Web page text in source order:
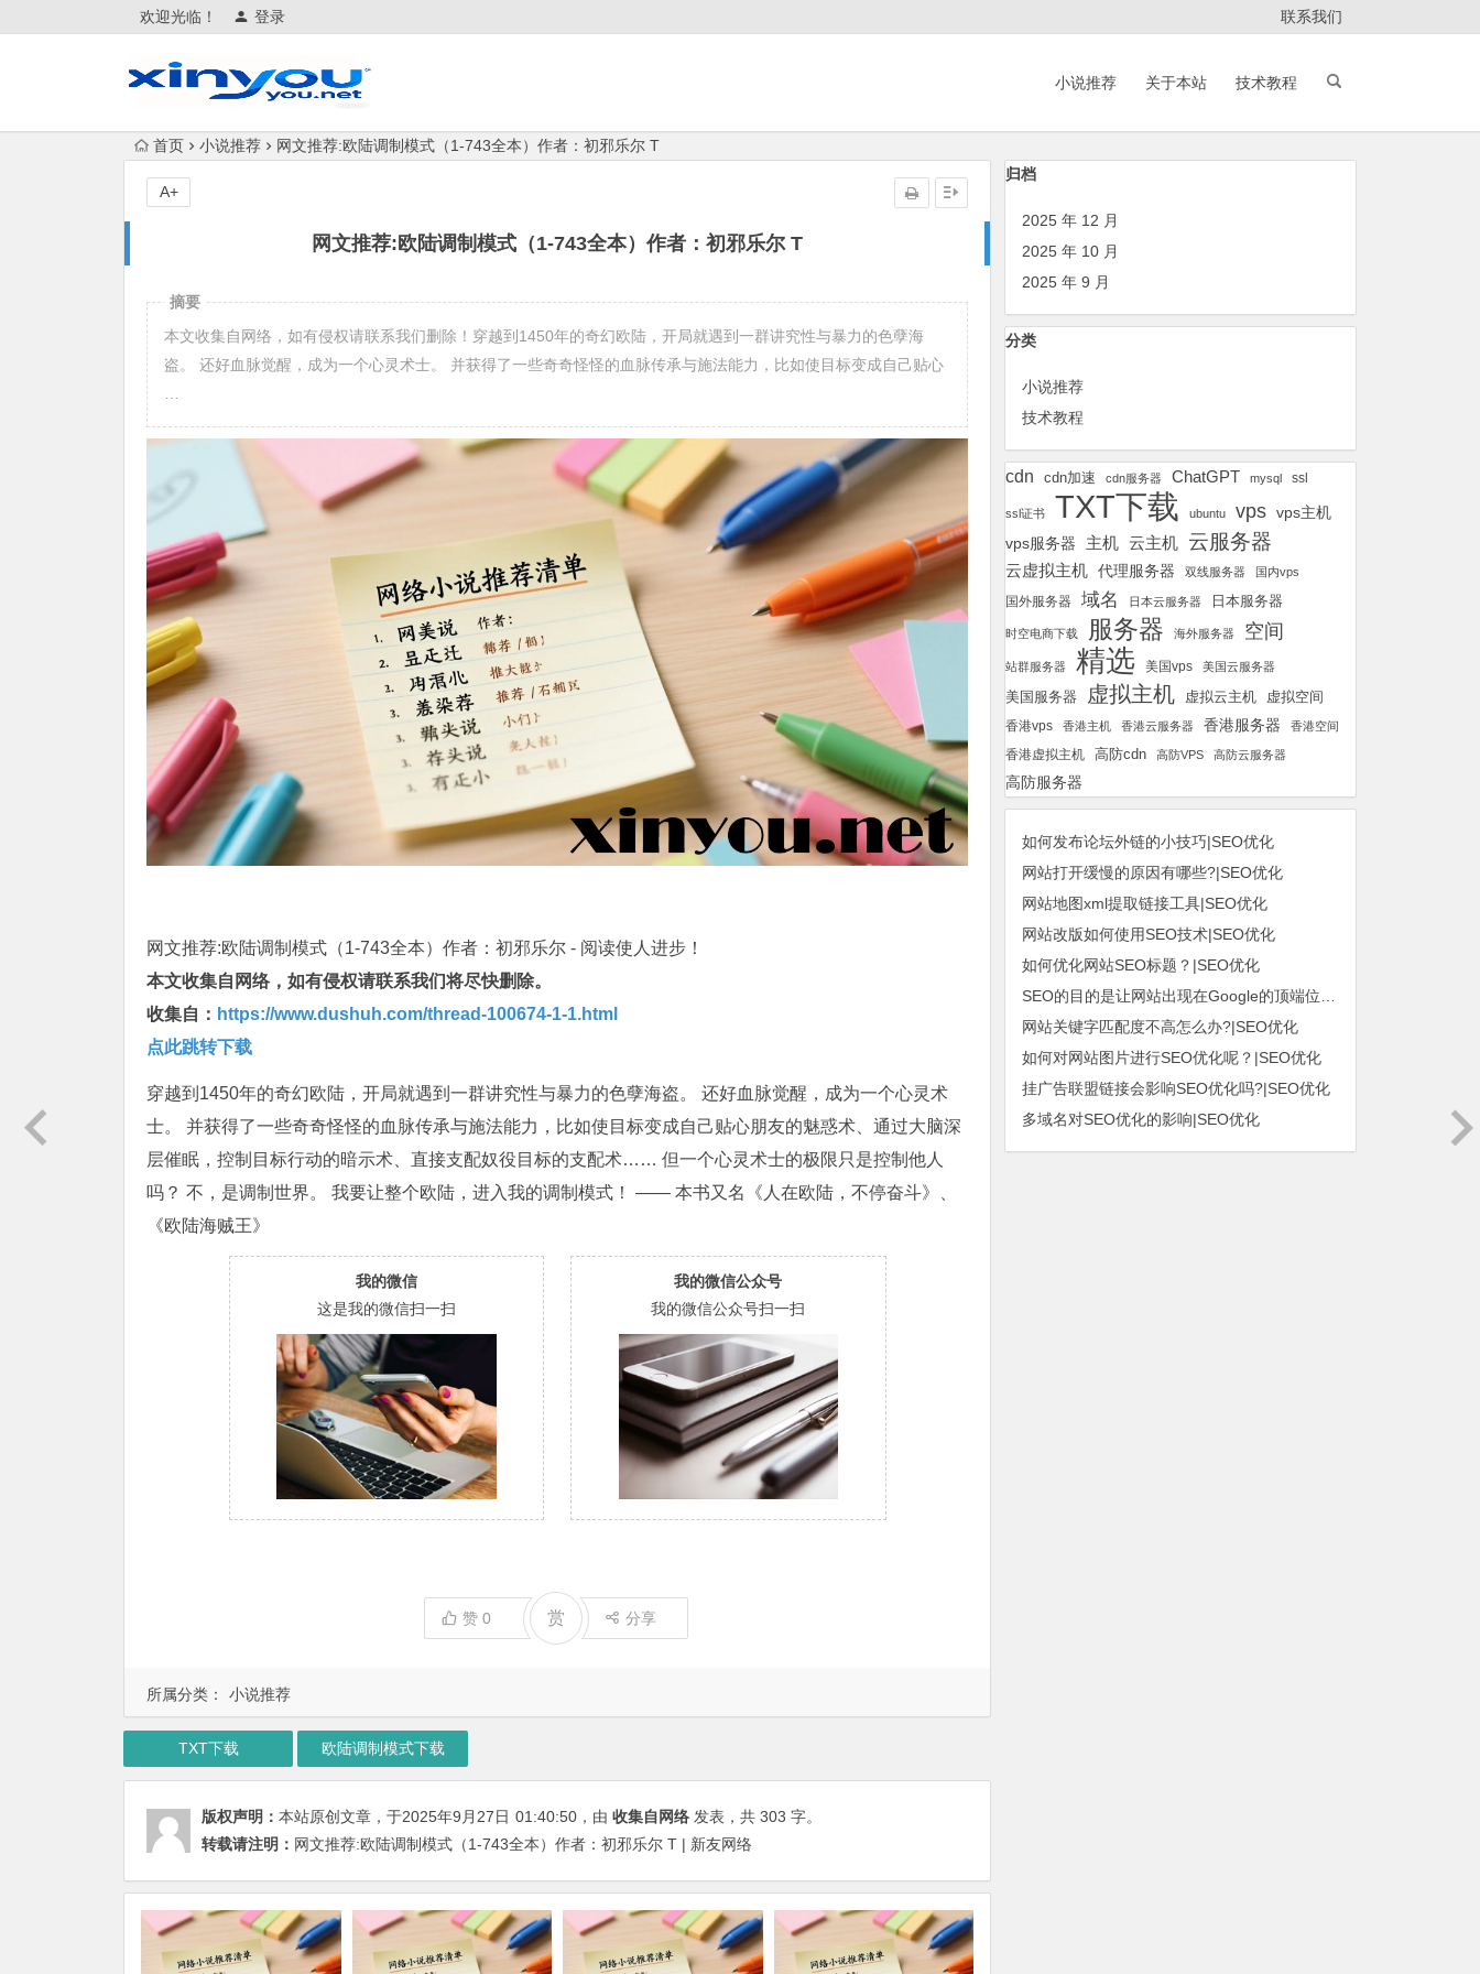
欢迎光临！ 登录 联系我们
小说推荐 关于本站 技术教程
首页 小说推荐 网文推荐:欧陆调制模式（1-743全本）作者：初邪乐尔 T
网文推荐:欧陆调制模式（1-743全本）作者：初邪乐尔 T
A+
所属分类： 小说推荐
摘要
本文收集自网络，如有侵权请联系我们删除！穿越到1450年的奇幻欧陆，开局就遇到一群讲究性与暴力的色孽海
盗。 还好血脉觉醒，成为一个心灵术士。 并获得了一些奇奇怪怪的血脉传承与施法能力，比如使目标变成自己贴心
网文推荐:欧陆调制模式（1-743全本）作者：初邪乐尔 - 阅读使人进步！
本文收集自网络，如有侵权请联系我们将尽快删除。
收集自： https://www.dushuh.com/thread-100674-1-1.html
点此跳转下载
穿越到1450年的奇幻欧陆，开局就遇到一群讲究性与暴力的色孽海盗。 还好血脉觉醒，成为一个心灵术
士。 并获得了一些奇奇怪怪的血脉传承与施法能力，比如使目标变成自己贴心朋友的魅惑术、通过大脑深
层催眠，控制目标行动的暗示术、直接支配奴役目标的支配术…… 但一个心灵术士的极限只是控制他人
吗？ 不，是调制世界。 我要让整个欧陆，进入我的调制模式！ —— 本书又名《人在欧陆，不停奋斗》、
《欧陆海贼王》
我的微信
这是我的微信扫一扫
我的微信公众号
我的微信公众号扫一扫
赞 0 赏 分享
TXT下载 欧陆调制模式下载
版权声明： 本站原创文章，于2025年9月27日 01:40:50 ，由 收集自网络 发表，共 303 字。
转载请注明： 网文推荐:欧陆调制模式（1-743全本）作者：初邪乐尔 T | 新友网络
归档
2025 年 12 月
2025 年 10 月
2025 年 9 月
分类
小说推荐
技术教程
cdn cdn加速 cdn服务器 ChatGPT mysql ssl
ssl证书 TXT下载 ubuntu vps vps主机
vps服务器
主机 云主机 云服务器
云虚拟主机 代理服务器 双线服务器 国内vps
国外服务器 域名 日本云服务器 日本服务器
时空电商下载 服务器 海外服务器 空间
站群服务器 精选 美国vps 美国云服务器
美国服务器 虚拟主机 虚拟云主机 虚拟空间
香港vps 香港主机 香港云服务器 香港服务器 香港空间
香港虚拟主机 高防cdn 高防VPS 高防云服务器
高防服务器
如何发布论坛外链的小技巧|SEO优化
网站打开缓慢的原因有哪些?|SEO优化
网站地图xml提取链接工具|SEO优化
网站改版如何使用SEO技术|SEO优化
如何优化网站SEO标题？|SEO优化
网站关键字匹配度不高怎么办?|SEO优化
如何对网站图片进行SEO优化呢？|SEO优化
挂广告联盟链接会影响SEO优化吗?|SEO优化
多域名对SEO优化的影响|SEO优化